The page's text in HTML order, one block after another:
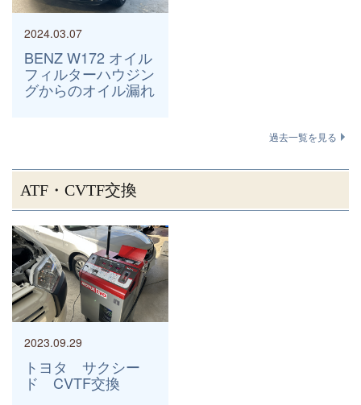
BENZ W172 オイル
フィルターハウジン
グからのオイル漏れ
2024.03.07
過去一覧を見る
ATF・CVTF交換
トヨタ サクシー
ド CVTF交換
2023.09.29